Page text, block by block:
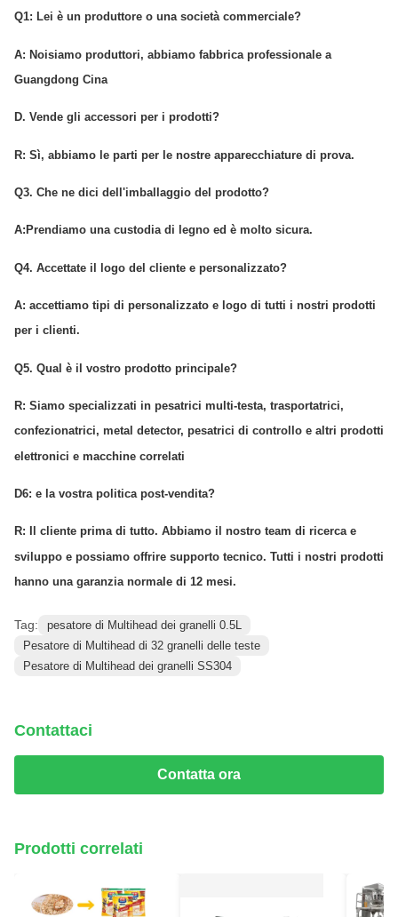
Q1: Lei è un produttore o una società commerciale?
A: Noisiamo produttori, abbiamo fabbrica professionale a
Guangdong Cina
D. Vende gli accessori per i prodotti?
R: Sì, abbiamo le parti per le nostre apparecchiature di prova.
Q3. Che ne dici dell'imballaggio del prodotto?
A: Prendiamo una custodia di legno ed è molto sicura.
Q4. Accettate il logo del cliente e personalizzato?
A: accettiamo tipi di personalizzato e logo di tutti i nostri prodotti
per i clienti.
Q5. Qual è il vostro prodotto principale?
R: Siamo specializzati in pesatrici multi-testa, trasportatrici,
confezionatrici, metal detector, pesatrici di controllo e altri prodotti
elettronici e macchine correlati
D6: e la vostra politica post-vendita?
R: Il cliente prima di tutto. Abbiamo il nostro team di ricerca e
sviluppo e possiamo offrire supporto tecnico. Tutti i nostri prodotti
hanno una garanzia normale di 12 mesi.
Tag:
pesatore di Multihead dei granelli 0.5L
Pesatore di Multihead di 32 granelli delle teste
Pesatore di Multihead dei granelli SS304
Contattaci
Contatta ora
Prodotti correlati